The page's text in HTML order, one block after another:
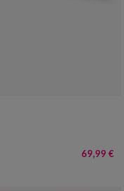
69,99 €